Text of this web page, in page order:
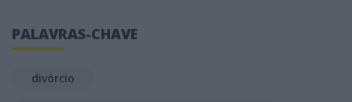
PALAVRAS-CHAVE
divórcio